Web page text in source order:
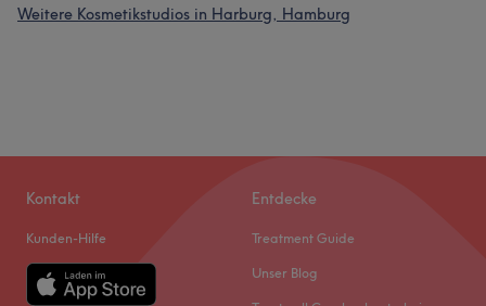
Weitere Kosmetikstudios in Harburg, Hamburg
Kontakt
Kunden-Hilfe
Entdecke
Treatment Guide
Unser Blog